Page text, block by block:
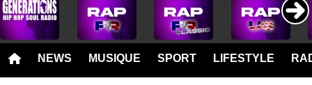
NEWS MUSIQUE SPORT LIFESTYLE